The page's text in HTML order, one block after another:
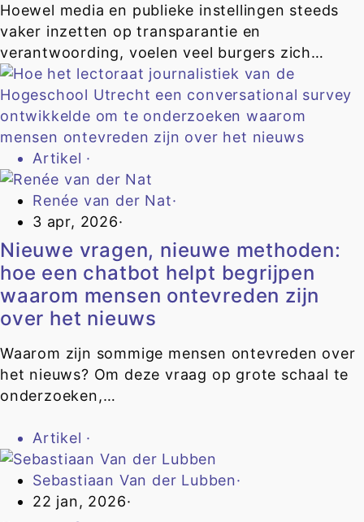
Hoewel media en publieke instellingen steeds
vaker inzetten op transparantie en
verantwoording, voelen veel burgers zich…
Artikel ·
Renée van der Nat·
3 apr, 2026·
Nieuwe vragen, nieuwe methoden:
hoe een chatbot helpt begrijpen
waarom mensen ontevreden zijn
over het nieuws
Waarom zijn sommige mensen ontevreden over
het nieuws? Om deze vraag op grote schaal te
onderzoeken,…
Artikel ·
Sebastiaan Van der Lubben·
22 jan, 2026·